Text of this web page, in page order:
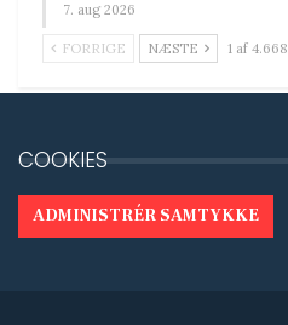
7. aug 2026
FORRIGE NÆSTE 1 af 4.668
COOKIES
ADMINISTRÉR SAMTYKKE